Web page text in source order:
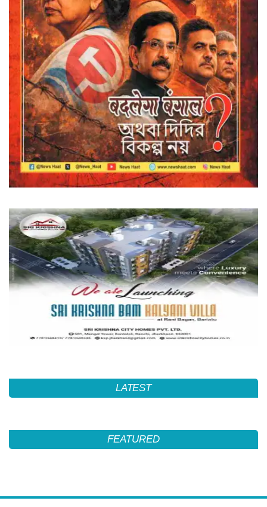
LATEST
FEATURED